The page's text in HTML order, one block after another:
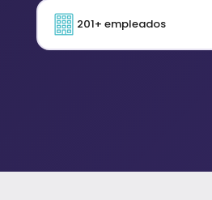
201+ empleados